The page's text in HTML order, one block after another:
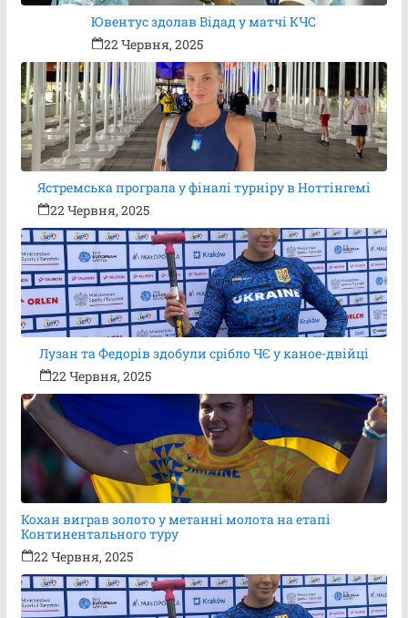
Ювентус здолав Відад у матчі КЧС
22 Червня, 2025
Ястремська програла у фіналі турніру в Ноттінгемі
22 Червня, 2025
Лузан та Федорів здобули срібло ЧЄ у каное-двійці
22 Червня, 2025
Кохан виграв золото у метанні молота на етапі
Континентального туру
22 Червня, 2025